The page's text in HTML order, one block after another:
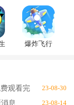
安卓版
1.0.11
爆炸飞行
观看完
23-08-30
息 23-08-14